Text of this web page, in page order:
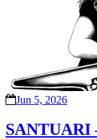
Jun 5, 2026
SANTUARI